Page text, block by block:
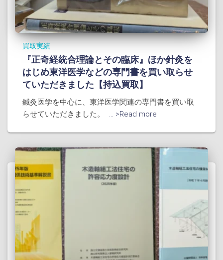
買取実績
『正奇経統合理論とその臨床』ほか針灸を
はじめ東洋医学などの専門書を買い取らせ
ていただきました【持込買取】
鍼灸医学を中心に、東洋医学関連の専門書を買い取
らせていただきました。
... >Read more